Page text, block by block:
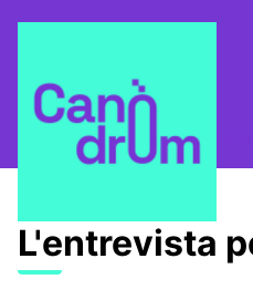
L'Alzina i el Canòdrom
L'entrevista